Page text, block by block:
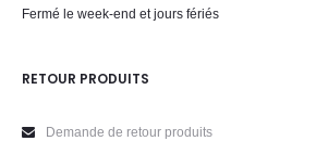
Fermé le week-end et jours fériés
RETOUR PRODUITS
Demande de retour produits